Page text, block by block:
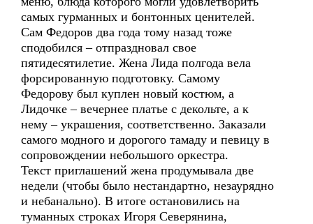
самых гурманных и бонтонных ценителей.
Сам Федоров два года тому назад тоже
сподобился – отпраздновал свое
пятидесятилетие. Жена Лида полгода вела
форсированную подготовку. Самому
Федорову был куплен новый костюм, а
Лидочке – вечернее платье с декольте, а к
нему – украшения, соответственно. Заказали
самого модного и дорогого тамаду и певицу в
сопровождении небольшого оркестра.
Текст приглашений жена продумывала две
недели (чтобы было нестандартно, незаурядно
и небанально). В итоге остановились на
туманных строках Игоря Северянина,